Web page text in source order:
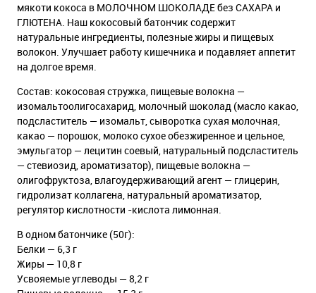
мякоти кокоса в МОЛОЧНОМ ШОКОЛАДЕ без САХАРА и
ГЛЮТЕНА. Наш кокосовый батончик содержит
натуральные ингредиенты, полезные жиры и пищевых
волокон. Улучшает работу кишечника и подавляет аппетит
на долгое время.
Состав: кокосовая стружка, пищевые волокна —
изомальтоолигосахарид, молочный шоколад (масло какао,
подсластитель — изомальт, сыворотка сухая молочная,
какао — порошок, молоко сухое обезжиренное и цельное,
эмульгатор — лецитин соевый, натуральный подсластитель
— стевиозид, ароматизатор), пищевые волокна —
олигофруктоза, влагоудерживающий агент — глицерин,
гидролизат коллагена, натуральный ароматизатор,
регулятор кислотности -кислота лимонная.
В одном батончике (50г):
Белки — 6,3 г
Жиры — 10,8 г
Усвояемые углеводы — 8,2 г